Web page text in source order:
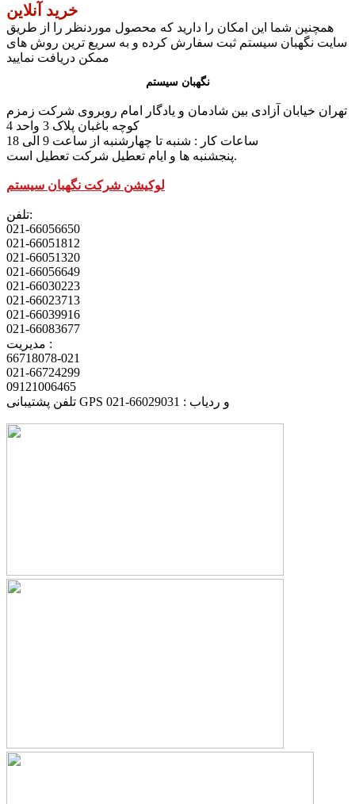
خرید آنلاین
همچنین شما این امکان را دارید که محصول موردنظر را از طریق
سایت نگهبان سیستم ثبت سفارش کرده و به سریع ترین روش های
ممکن دریافت نمایید
نگهبان سیستم
تهران خیابان آزادی بین شادمان و یادگار امام روبروی شرکت زمزم
کوچه باغبان پلاک 3 واحد 4
پنجشنبه ها و ایام تعطیل شرکت تعطیل است.
لوکیشن شرکت نگهبان سیستم
تلفن:
021-66056650
021-66051812
021-66051320
021-66056649
021-66030223
021-66023713
021-66039916
021-66083677
مدیریت :
66718078-021
021-66724299
09121006465
تلفن پشتیبانی GPS و ردیاب : 66029031-021